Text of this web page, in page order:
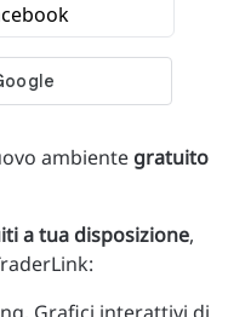
ambiente gratuito
a tua disposizione,